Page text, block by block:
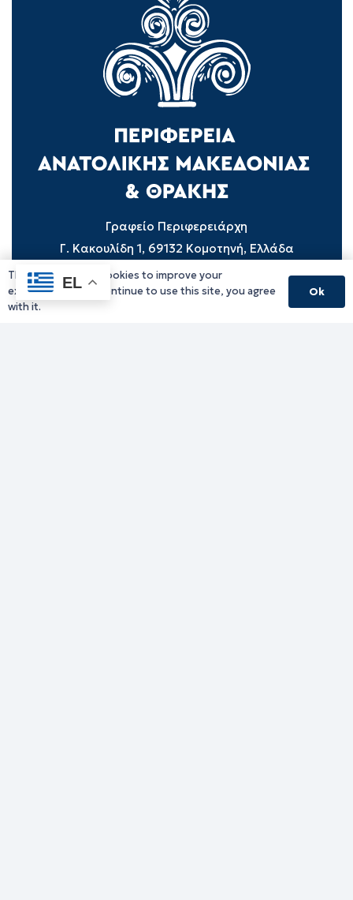
Γραφείο Περιφερειάρχη
Γ. Κακουλίδη 1, 69132 Κομοτηνή, Ελλάδα
Email:periferiarxis@pamth.gov.gr
EL
This website uses cookies to improve your
experience. If you continue to use this site, you agree
with it.
Ok